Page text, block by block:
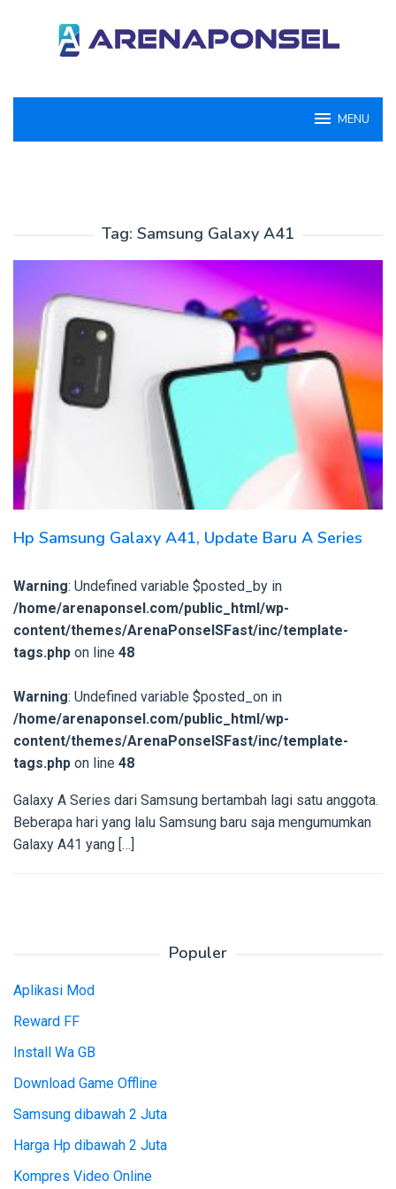
MENU
Tag: Samsung Galaxy A41
Hp Samsung Galaxy A41, Update Baru A Series
Warning: Undefined variable $posted_by in
/home/arenaponsel.com/public_html/wp-
content/themes/ArenaPonselSFast/inc/template-
tags.php on line 48
Warning: Undefined variable $posted_on in
/home/arenaponsel.com/public_html/wp-
content/themes/ArenaPonselSFast/inc/template-
tags.php on line 48
Galaxy A Series dari Samsung bertambah lagi satu anggota.
Beberapa hari yang lalu Samsung baru saja mengumumkan
Galaxy A41 yang […]
Populer
Aplikasi Mod
Reward FF
Install Wa GB
Download Game Offline
Samsung dibawah 2 Juta
Harga Hp dibawah 2 Juta
Kompres Video Online